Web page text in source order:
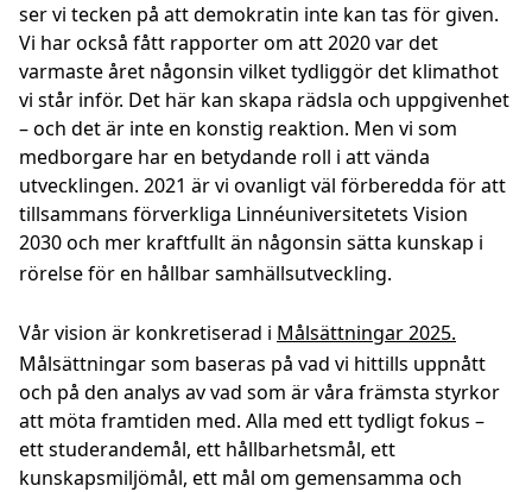
ser vi tecken på att demokratin inte kan tas för given.
Vi har också fått rapporter om att 2020 var det
varmaste året någonsin vilket tydliggör det klimathot
vi står inför. Det här kan skapa rädsla och uppgivenhet
– och det är inte en konstig reaktion. Men vi som
medborgare har en betydande roll i att vända
utvecklingen. 2021 är vi ovanligt väl förberedda för att
tillsammans förverkliga Linnéuniversitetets Vision
2030 och mer kraftfullt än någonsin sätta kunskap i
rörelse för en hållbar samhällsutveckling.
Vår vision är konkretiserad i Målsättningar 2025.
Målsättningar som baseras på vad vi hittills uppnått
och på den analys av vad som är våra främsta styrkor
att möta framtiden med. Alla med ett tydligt fokus –
ett studerandemål, ett hållbarhetsmål, ett
kunskapsmiljömål, ett mål om gemensamma och